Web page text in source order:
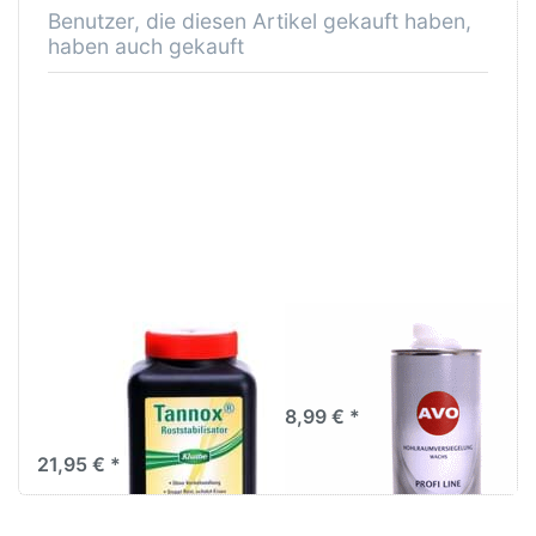
Benutzer, die diesen Artikel gekauft haben,
haben auch gekauft
Rostumwandler
Roststabilisator von
Kluthe Roststopp
21,95 € *
Hohlraumversiegelung
Wachs 1Liter
8,99 € *